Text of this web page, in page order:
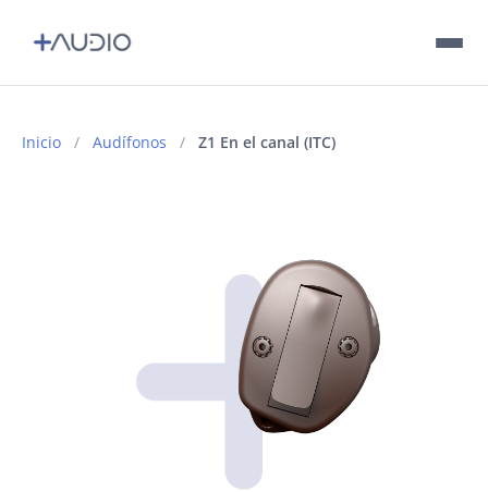
Tu audición
Inicio / Audífonos / Z1 En el canal (ITC)